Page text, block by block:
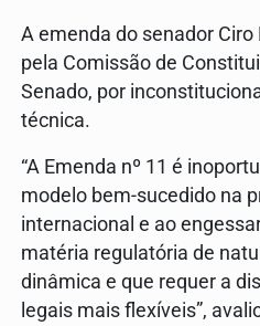
A emenda do senador
pela Comissão de
Senado, por
técnica.
“A Emenda nº 11 é
modelo bem-sucedido na
internacional e ao
matéria regulatória de
dinâmica e que requer a
legais mais flexíveis”,